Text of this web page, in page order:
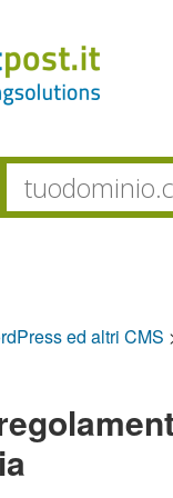
ed altri CMS